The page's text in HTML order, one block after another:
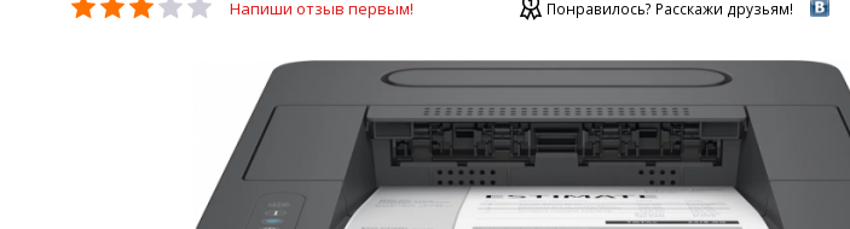
Напиши отзыв первым! Понравилось? Расскажи друзьям!